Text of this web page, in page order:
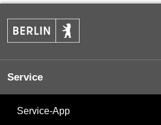
Service
Service-App